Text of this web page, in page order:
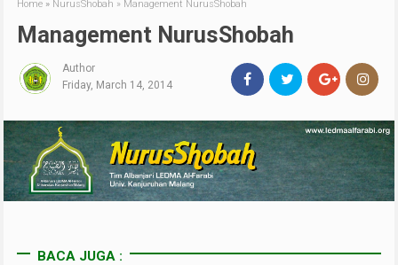
Home » NurusShobah » Management NurusShobah
Management NurusShobah
Author
Friday, March 14, 2014
BACA JUGA :